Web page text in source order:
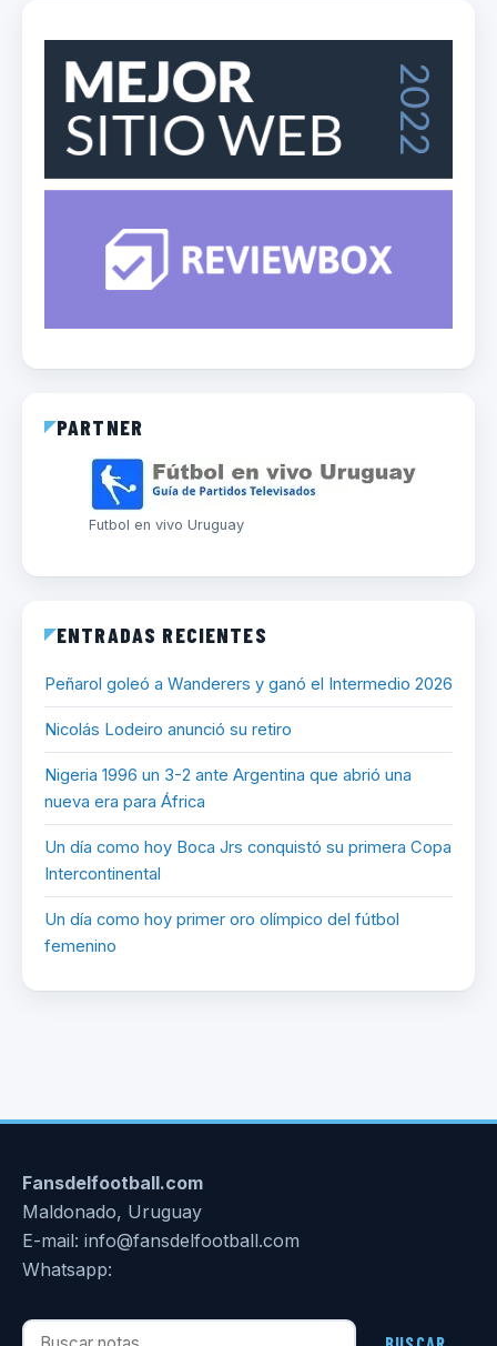
PARTNER
Futbol en vivo Uruguay
ENTRADAS RECIENTES
Peñarol goleó a Wanderers y ganó el Intermedio 2026
Nicolás Lodeiro anunció su retiro
Nigeria 1996 un 3-2 ante Argentina que abrió una
nueva era para África
Un día como hoy Boca Jrs conquistó su primera Copa
Intercontinental
Un día como hoy primer oro olímpico del fútbol
femenino
Fansdelfootball.com
Maldonado, Uruguay
E-mail: info@fansdelfootball.com
Whatsapp:
Buscar notas